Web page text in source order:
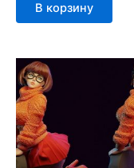
В корзину